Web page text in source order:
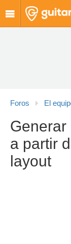
Foros El
Generar
a partir
layout